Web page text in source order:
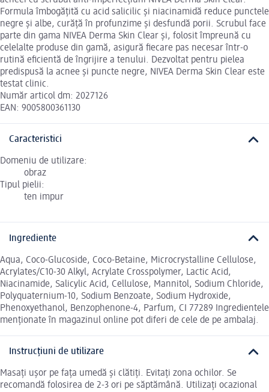
Formula îmbogățită cu acid salicilic și niacinamidă reduce punctele
negre și albe, curăță în profunzime și desfundă porii. Scrubul face
parte din gama NIVEA Derma Skin Clear și, folosit împreună cu
celelalte produse din gamă, asigură fiecare pas necesar într-o
rutină eficientă de îngrijire a tenului. Dezvoltat pentru pielea
predispusă la acnee și puncte negre, NIVEA Derma Skin Clear este
testat clinic.
Număr articol dm: 2027126
EAN: 9005800361130
Caracteristici
Domeniu de utilizare:
obraz
Tipul pielii:
ten impur
Ingrediente
Aqua, Coco-Glucoside, Coco-Betaine, Microcrystalline Cellulose,
Acrylates/C10-30 Alkyl, Acrylate Crosspolymer, Lactic Acid,
Niacinamide, Salicylic Acid, Cellulose, Mannitol, Sodium Chloride,
Polyquaternium-10, Sodium Benzoate, Sodium Hydroxide,
Phenoxyethanol, Benzophenone-4, Parfum, CI 77289 Ingredientele
menționate în magazinul online pot diferi de cele de pe ambalaj.
Instrucțiuni de utilizare
Masați ușor pe fața umedă și clătiți. Evitați zona ochilor. Se
recomandă folosirea de 2-3 ori pe săptămână. Utilizați ocazional